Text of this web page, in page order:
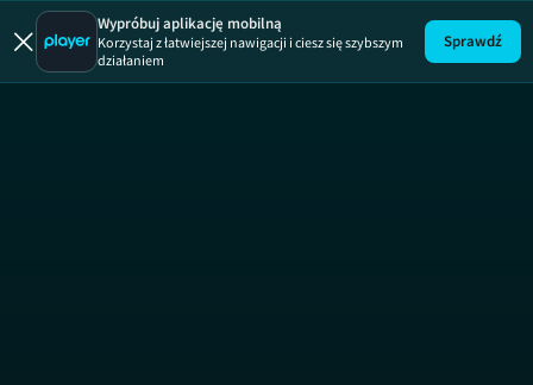
Patent na
Wypróbuj aplikację mobilną
Korzystaj z łatwiejszej nawigacji i ciesz się szybszym
działaniem
Sprawdź